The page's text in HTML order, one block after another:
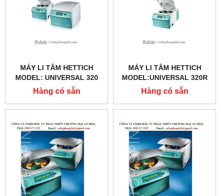
MÁY LI TÂM HETTICH
MODEL: UNIVERSAL 320
Hàng có sẵn
MÁY LI TÂM HETTICH
MODEL:UNIVERSAL 320R
Hàng có sẵn